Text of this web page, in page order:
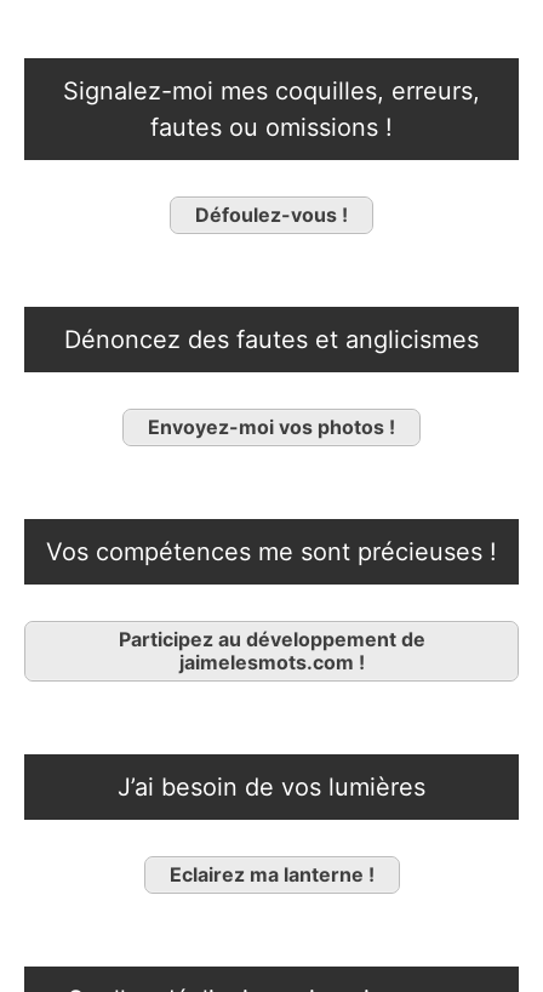
Signalez-moi mes coquilles, erreurs,
fautes ou omissions !
Défoulez-vous !
Dénoncez des fautes et anglicismes
Envoyez-moi vos photos !
Vos compétences me sont précieuses !
Participez au développement de
jaimelesmots.com !
J’ai besoin de vos lumières
Eclairez ma lanterne !